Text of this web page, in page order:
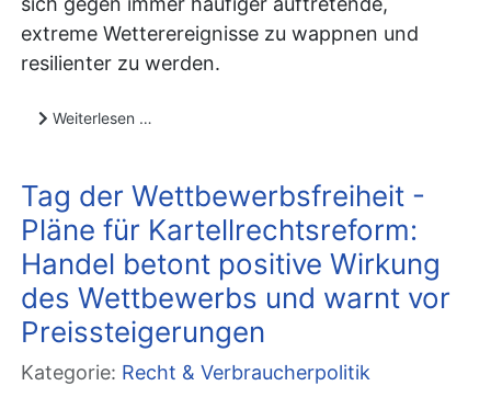
extreme Wetterereignisse zu wappnen und
resilienter zu werden.
Weiterlesen …
Tag der Wettbewerbsfreiheit -
Pläne für Kartellrechtsreform:
Handel betont positive Wirkung
des Wettbewerbs und warnt vor
Preissteigerungen
Kategorie: Recht & Verbraucherpolitik